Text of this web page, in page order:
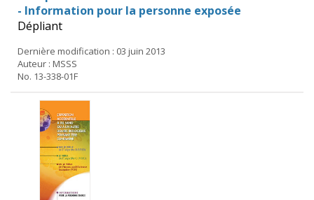
- Information pour la personne exposée
Dépliant
Dernière modification : 03 juin 2013
Auteur : MSSS
No. 13-338-01F